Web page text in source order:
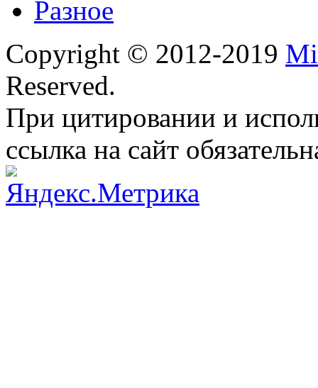
Разное
Copyright © 2012-2019
Reserved.
При цитировании и
ссылка на сайт